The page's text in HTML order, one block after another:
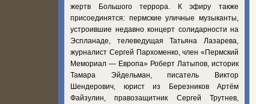
жертв Большого террора. К эфиру также
присоединятся: пермские уличные музыканты,
устроившие недавно концерт солидарности на
Эспланаде, телеведущая Татьяна Лазарева,
журналист Сергей Пархоменко, член «Пермский
Мемориал — Европа» Роберт Латыпов, историк
Тамара Эйдельман, писатель Виктор
Шендерович, юрист из Березников Артём
Файзулин, правозащитник Сергей Трутнев,